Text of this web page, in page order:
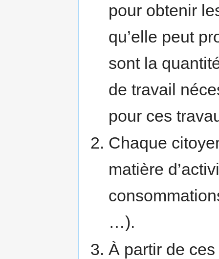
pour obtenir
qu’elle peut
sont la
de travail
pour ces
Chaque
matière
…).
À partir de